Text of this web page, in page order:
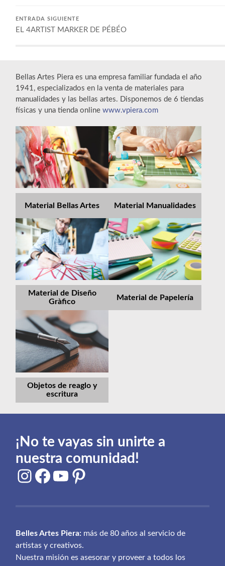
ENTRADA SIGUIENTE
EL 4ARTIST MARKER DE PÉBÉO
Bellas Artes Piera es una empresa familiar fundada el año
1941, especializados en la venta de materiales para
manualidades y las bellas artes. Disponemos de 6 tiendas
físicas y una tienda onlinewww.vpiera.com
Material Bellas Artes Material Manualidades
Material de Diseño
Gràfico
Material de Papelería
Objetos de reaglo y
escritura
¡No te vayas sin unirte a
nuestra comunidad!
Instagram
Facebook
YouTube
Pinterest
Belles Artes Piera: más de 80 años al servicio de
artistas y creativos.
Nuestra misión es asesorar y proveer a todos los